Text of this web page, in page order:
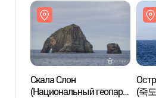
Скала Слон
(Национальный геопарк
(죽